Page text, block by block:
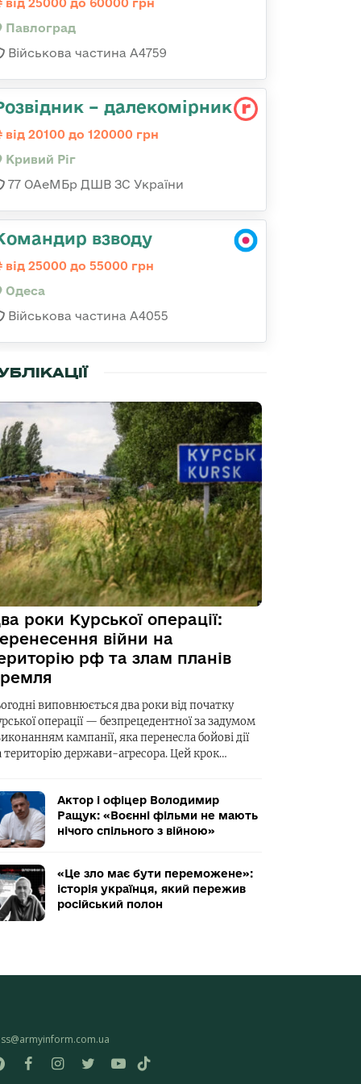
від 25000 до 60000 грн
Павлоград
Військова частина А4759
– далекомірник
від 20100 до 120000 грн
Кривий Ріг
77 ОАеМБр ДШВ ЗС України
взводу
від 25000 до 55000 грн
Одеса
Військова частина А4055
роки Курської операції:
війни на
рф та злам планів
виповнюється два роки від початку
операції — безпрецедентної за задумом
кампанії, яка перенесла бойові дії
територію держави-агресора. Цей крок…
Актор і офіцер Володимир
Ращук: «Воєнні фільми не мають
нічого спільного з війною»
«Це зло має бути переможене»:
історія українця, який пережив
російський полон